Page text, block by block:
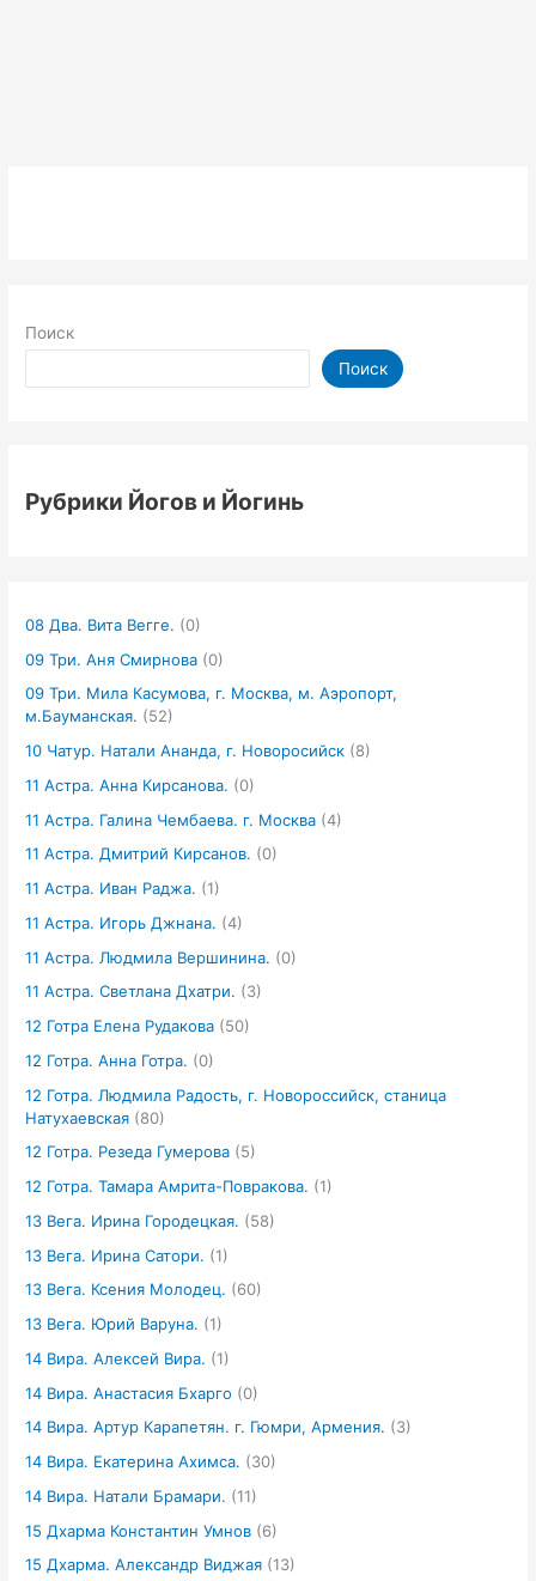
Поиск
Поиск
Рубрики Йогов и Йогинь
08 Два. Вита Вегге. (0)
09 Три. Аня Смирнова (0)
09 Три. Мила Касумова, г. Москва, м. Аэропорт,
м.Бауманская. (52)
10 Чатур. Натали Ананда, г. Новоросийск (8)
11 Астра. Анна Кирсанова. (0)
11 Астра. Галина Чембаева. г. Москва (4)
11 Астра. Дмитрий Кирсанов. (0)
11 Астра. Иван Раджа. (1)
11 Астра. Игорь Джнана. (4)
11 Астра. Людмила Вершинина. (0)
11 Астра. Светлана Дхатри. (3)
12 Готра Елена Рудакова (50)
12 Готра. Анна Готра. (0)
12 Готра. Людмила Радость, г. Новороссийск, станица
Натухаевская (80)
12 Готра. Резеда Гумерова (5)
12 Готра. Тамара Амрита-Повракова. (1)
13 Вега. Ирина Городецкая. (58)
13 Вега. Ирина Сатори. (1)
13 Вега. Ксения Молодец. (60)
13 Вега. Юрий Варуна. (1)
14 Вира. Алексей Вира. (1)
14 Вира. Анастасия Бхарго (0)
14 Вира. Артур Карапетян. г. Гюмри, Армения. (3)
14 Вира. Екатерина Ахимса. (30)
14 Вира. Натали Брамари. (11)
15 Дхарма Константин Умнов (6)
15 Дхарма. Александр Виджая (13)